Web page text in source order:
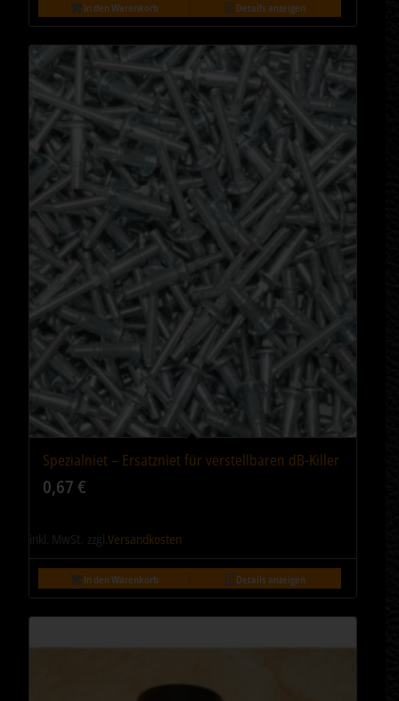
In den Warenkorb Details anzeigen
Spezialniet – Ersatzniet für verstellbaren dB-Killer
0,67€
inkl. MwSt. zzgl.Versandkosten
In den Warenkorb Details anzeigen